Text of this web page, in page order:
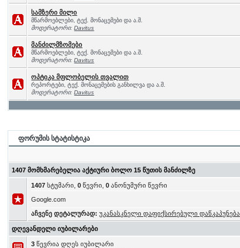
სამზერი მილი
მწარმოებლები, ტექ. მონაცემები და ა.შ.
მოდერატორი:Davitus
მანძილმზომები
მწარმოებლები, ტექ. მონაცემები და ა.შ.
მოდერატორი:Davitus
ოპტიკა მფლობელის თვალით
რეპორტები, ტექ. მონაცემების განხილვა და ა.შ.
მოდერატორი:Davitus
ფორუმის სტატისტიკა
1407 მომხმარებელია აქტიური ბოლო 15 წუთის მანძილზე
1407 სტუმარი,0 წევრი,0 ანონუმური წევრი
Google.com
აჩვენე დეტალურად: უკანასკნელი დაფიქსირებული დაწკაპუნება
დღევანდელი იუბილარები
3 წევრია დღეს იუბილარი